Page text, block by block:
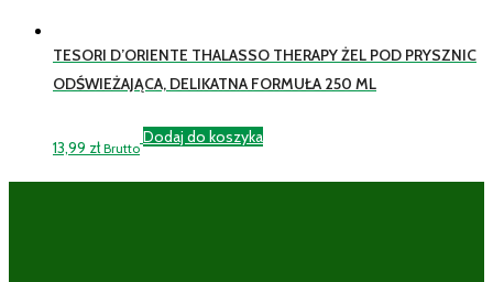
TESORI D’ORIENTE THALASSO THERAPY ŻEL POD PRYSZNIC
ODŚWIEŻAJĄCA, DELIKATNA FORMUŁA 250 ML
13,99 zł Brutto
Dodaj do koszyka